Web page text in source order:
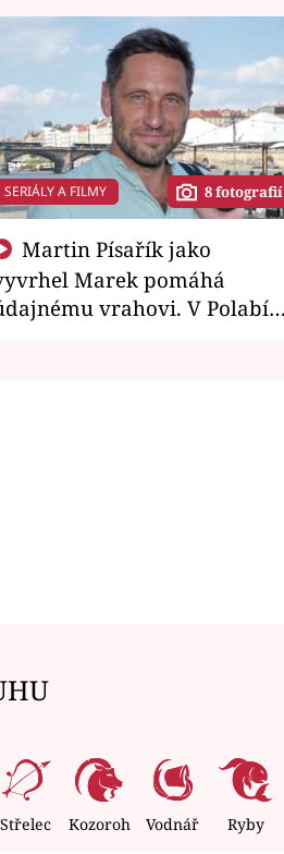
SERIÁLY A FILMY 8 fotografií
Marek pomáhá
vrahovi. V Polabí
Střelec Kozoroh Vodnář Ryby